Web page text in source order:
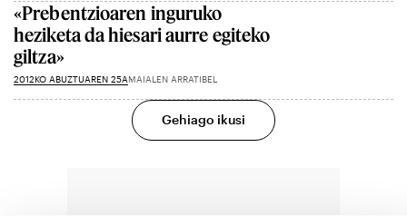
«Prebentzioaren inguruko
heziketa da hiesari aurre egiteko
giltza»
2012KO ABUZTUAREN 25AMAIALEN ARRATIBEL
Gehiago ikusi